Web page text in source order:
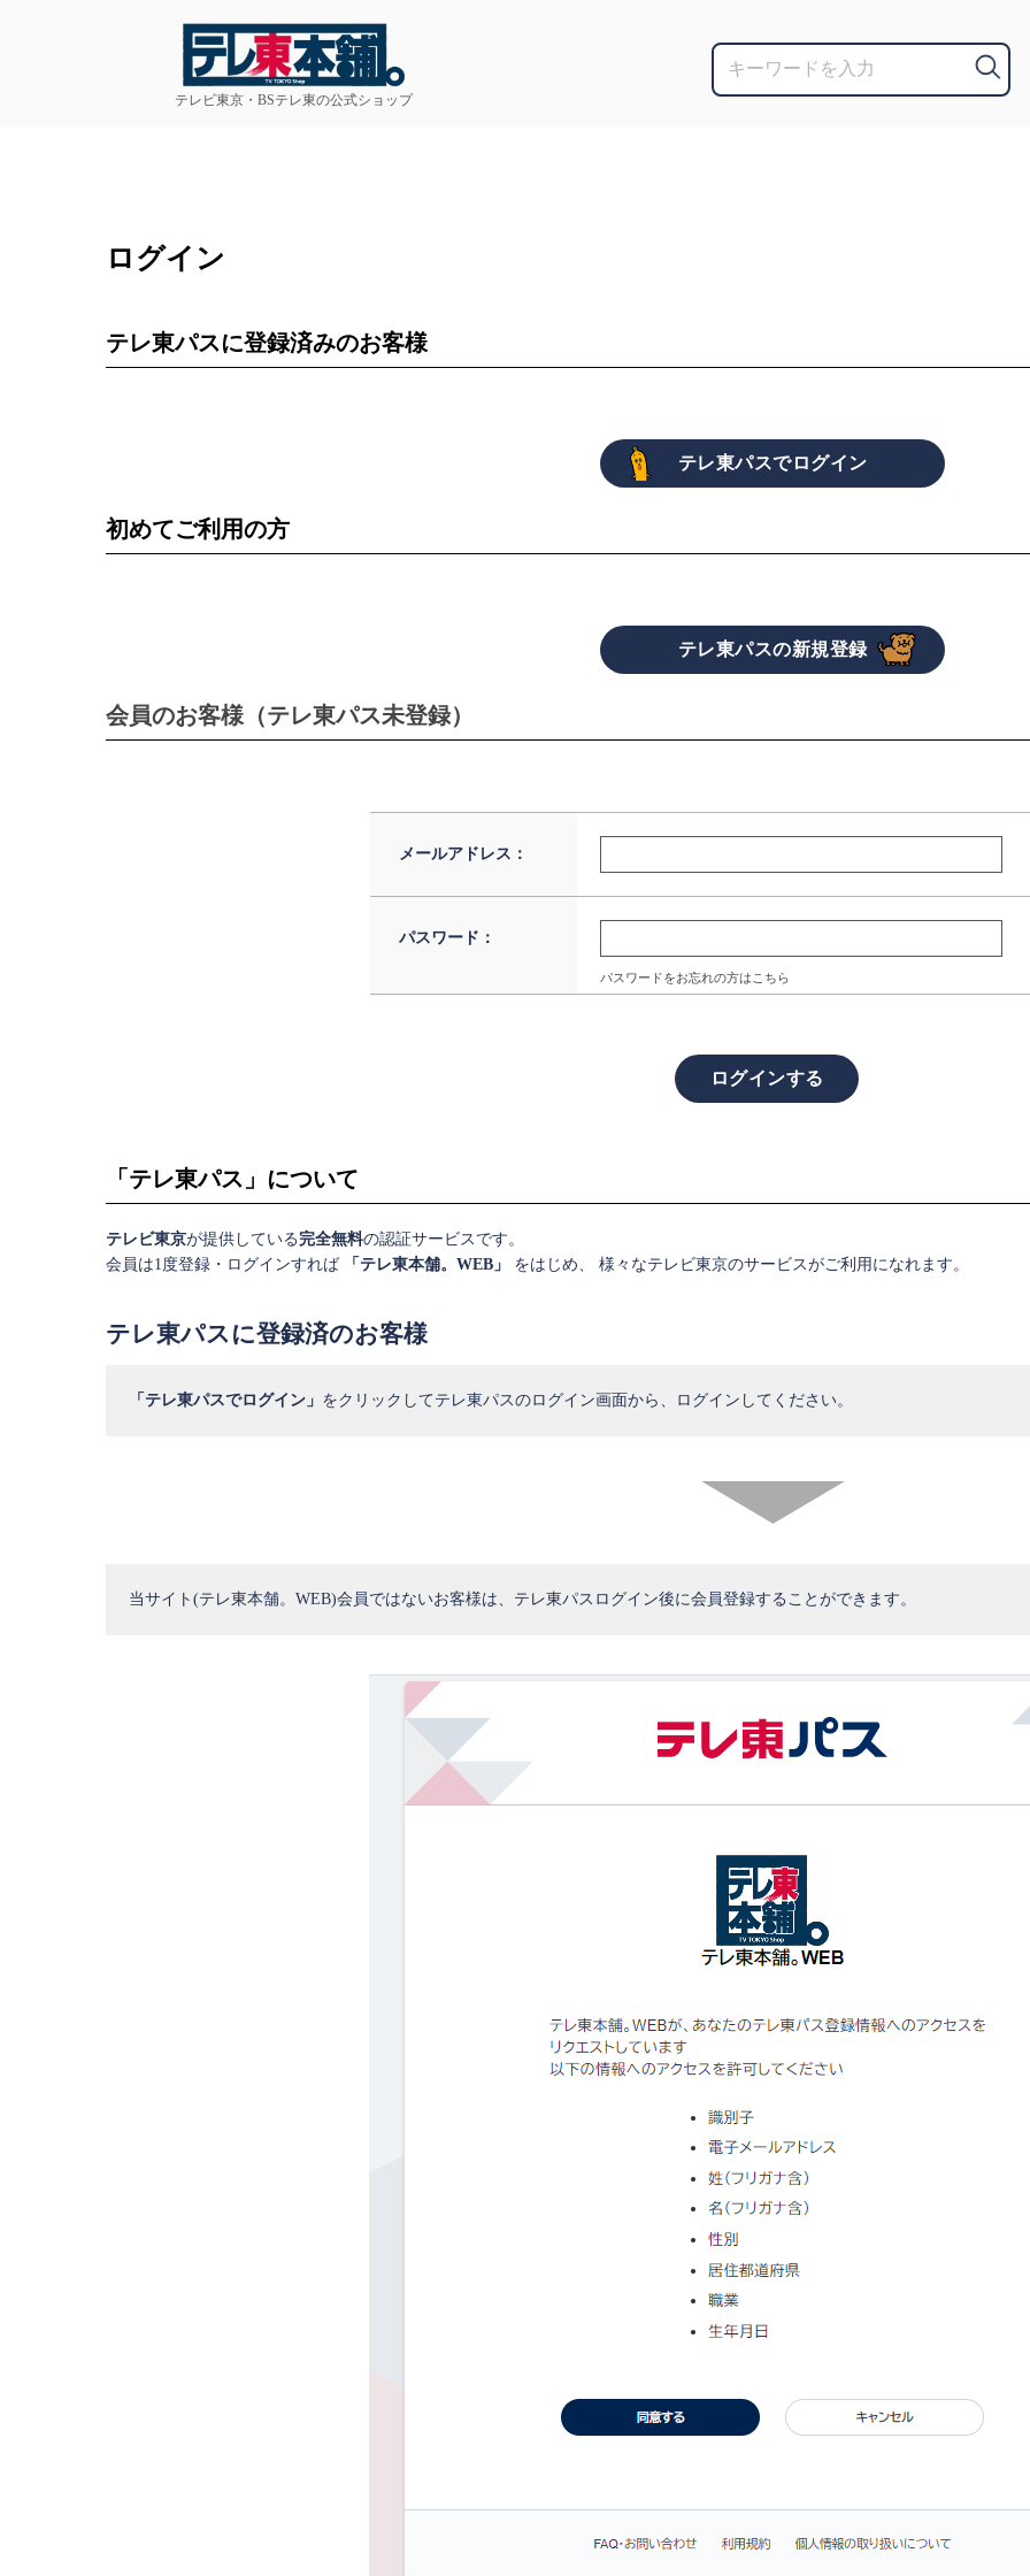
テレビ東京・BSテレ東の公式ショップ
ログイン
テレ東パスに登録済みのお客様
初めてご利用の方
会員のお客様（テレ東パス未登録）
メールアドレス：
パスワード：
パスワードをお忘れの方はこちら
「テレ東パス」について
テレビ東京が提供している 完全無料の認証サービスです。
会員は1度登録・ログインすれば
「テレ東本舗。WEB」 をはじめ、 様々なテレビ東京のサービスがご利用になれます。
テレ東パスに登録済のお客様
「テレ東パスでログイン」 をクリックしてテレ東パスのログイン画面から、ログインしてください。
当サイト(テレ東本舗。WEB)会員ではないお客様は、テレ東パスログイン後に会員登録することができます。